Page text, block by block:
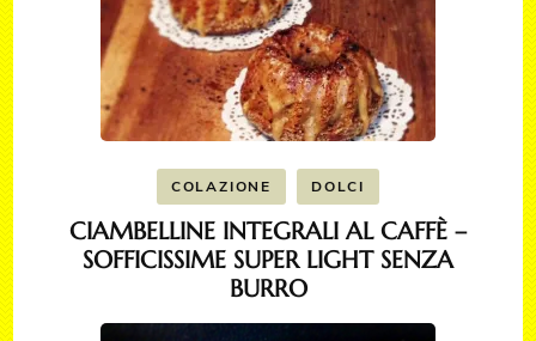
COLAZIONE DOLCI
CIAMBELLINE INTEGRALI AL CAFFÈ –
SOFFICISSIME SUPER LIGHT SENZA
BURRO